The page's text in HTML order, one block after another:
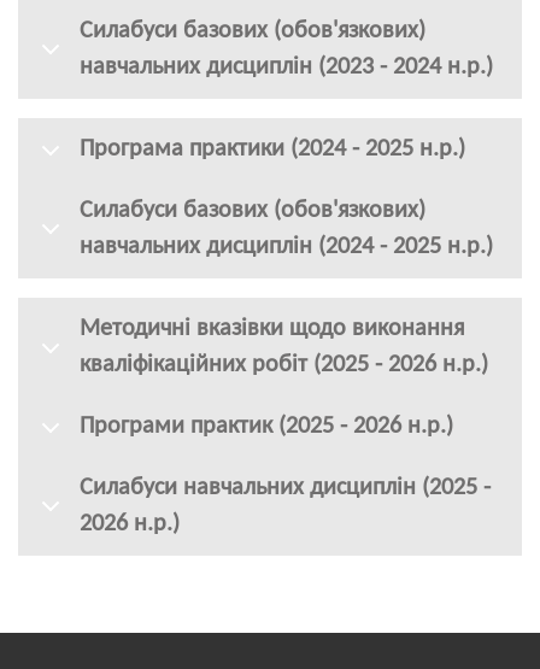
Силабуси базових (обов'язкових)
навчальних дисциплін (2023 - 2024 н.р.)
Програма практики (2024 - 2025 н.р.)
Силабуси базових (обов'язкових)
навчальних дисциплін (2024 - 2025 н.р.)
Методичні вказівки щодо виконання
кваліфікаційних робіт (2025 - 2026 н.р.)
Програми практик (2025 - 2026 н.р.)
Силабуси навчальних дисциплін (2025 -
2026 н.р.)